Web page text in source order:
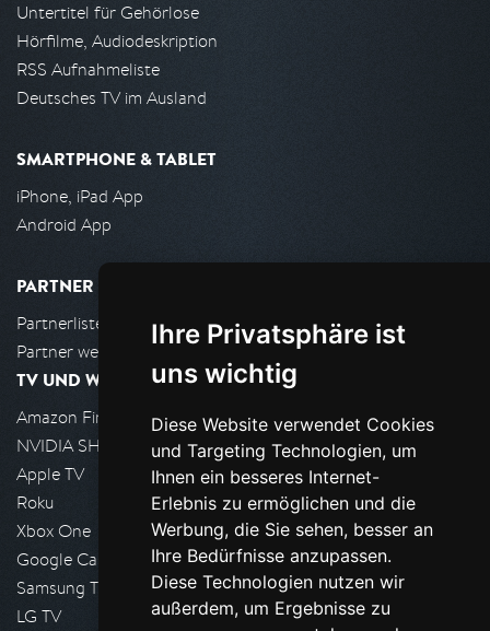
Ihre Privatsphäre ist
uns wichtig
Diese Website verwendet Cookies
und Targeting Technologien, um
Ihnen ein besseres Internet-
Erlebnis zu ermöglichen und die
Werbung, die Sie sehen, besser an
Ihre Bedürfnisse anzupassen.
Diese Technologien nutzen wir
außerdem, um Ergebnisse zu
Untertitel für Gehörlose
Hörfilme, Audiodeskription
RSS Aufnahmeliste
Deutsches TV im Ausland
SMARTPHONE & TABLET
iPhone, iPad App
Android App
PARTNER
Partnerliste
Partner werden
TV UND WOHNZIMMER
Amazon FireTV
NVIDIA SHIELD, Google TV
Apple TV
Roku
Xbox One
Google Cast
Samsung TV
LG TV